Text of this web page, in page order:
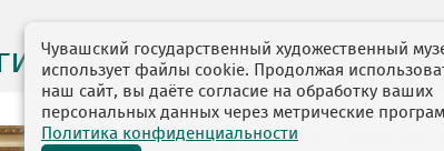
выставок
автор: Рязанцева
Чувашский государственный художественный
использует файлы cookie. Продолжая
наш сайт, вы даёте согласие на обработку ваших
персональных данных через метрические
Политика конфиденциальности